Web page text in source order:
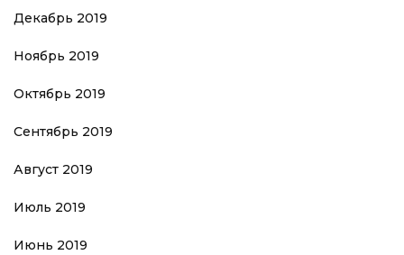
Декабрь 2019
Ноябрь 2019
Октябрь 2019
Сентябрь 2019
Август 2019
Июль 2019
Июнь 2019